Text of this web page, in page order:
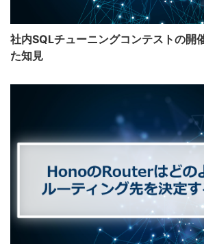
社内SQLチューニングコンテストの開
た知見